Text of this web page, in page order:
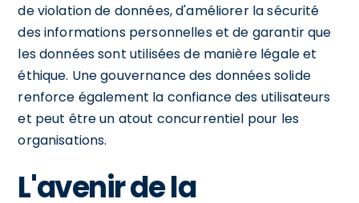
de violation de données, d'améliorer la sécurité
des informations personnelles et de garantir que
les données sont utilisées de manière légale et
éthique. Une gouvernance des données solide
renforce également la confiance des utilisateurs
et peut être un atout concurrentiel pour les
organisations.
L'avenir de la